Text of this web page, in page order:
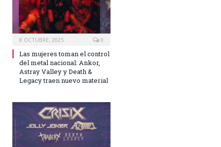
8 OCTUBRE, 2025 0
Las mujeres toman el control
del metal nacional: Ankor,
Astray Valley y Death &
Legacy traen nuevo material